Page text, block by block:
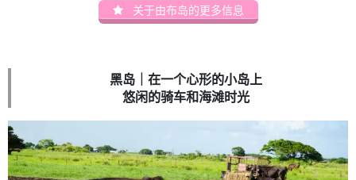
关于由布岛的更多信息
黑岛｜在一个心形的小岛上
悠闲的骑车和海滩时光